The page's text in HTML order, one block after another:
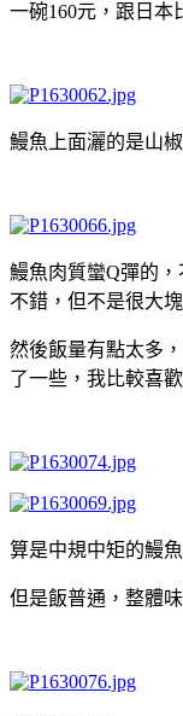
一碗160元，跟日本
鰻魚上面灑的是山
鰻魚肉質蠻Q彈的
不錯，但不是很大塊
然後飯量有點太多
了一些，我比較喜
算是中規中矩的鰻
但是飯普通，整體